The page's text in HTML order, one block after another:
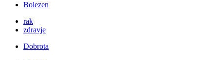
Bolezen
rak
zdravje
Dobrota